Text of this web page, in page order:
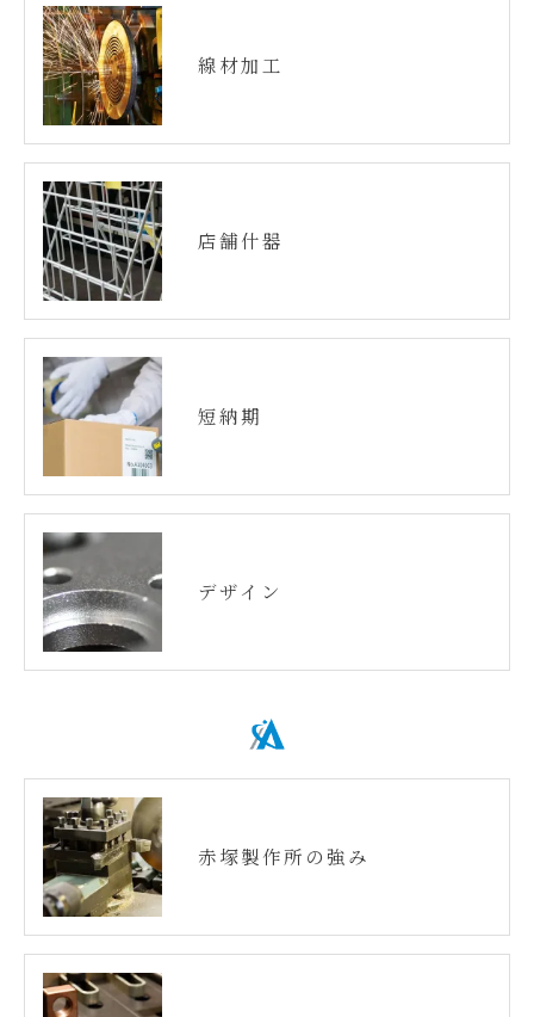
線材加工
店舗什器
短納期
デザイン
赤塚製作所の強み